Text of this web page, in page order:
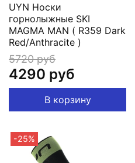
UYN Носки
горнолыжные SKI
MAGMA MAN ( R359 Dark
Red/Anthracite )
5720 руб
4290 руб
В корзину
-25%